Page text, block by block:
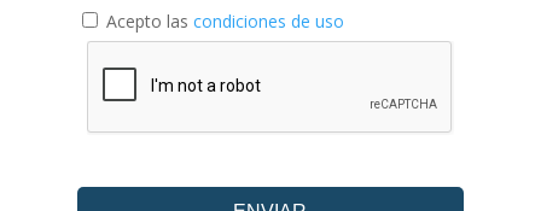
Acepto las condiciones de uso